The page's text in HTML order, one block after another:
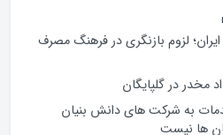
هستند ؟
یا چالش‌زا؟
لزوم بازنگری در فرهنگ مصرف